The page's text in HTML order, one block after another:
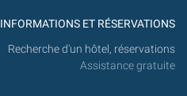
INFORMATIONS ET RÉSERVATIONS
Recherche d'un hôtel, réservations
Assistance gratuite